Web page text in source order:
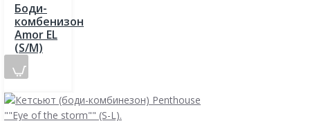
Боди-
комбенизон
Amor EL
(S/M)